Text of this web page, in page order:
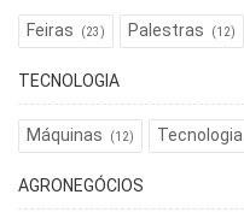
Feiras (23) Palestras (12)
TECNOLOGIA
Máquinas (12) Tecnologia
AGRONEGÓCIOS